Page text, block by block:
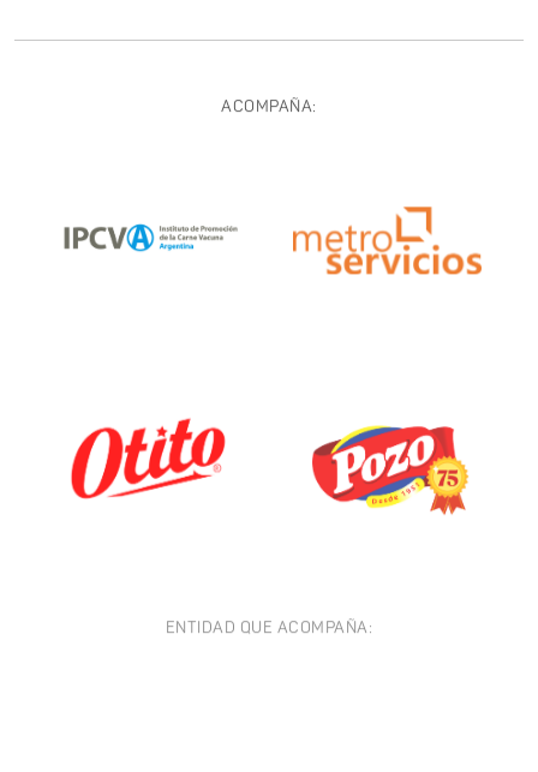
ACOMPAÑA:
ENTIDAD QUE ACOMPAÑA: